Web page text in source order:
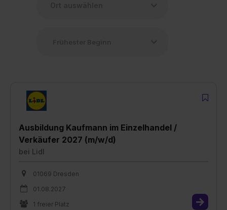
Ausbildung Kaufmann im Einzelhandel /
Verkäufer 2027 (m/w/d)
bei Lidl
01069 Dresden
01.08.2027
1 freier Platz